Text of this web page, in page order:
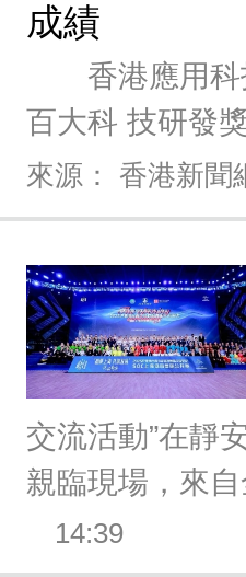
成績
香港應用科技
百大科 技研發
來源： 香港新聞
交流活動”在靜
親臨現場，來
14:39